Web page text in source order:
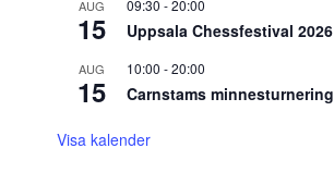
AUG
15
09:30 -20:00
Uppsala Chessfestival 2026
AUG
15
10:00 -20:00
Carnstams minnesturnering
Visa kalender